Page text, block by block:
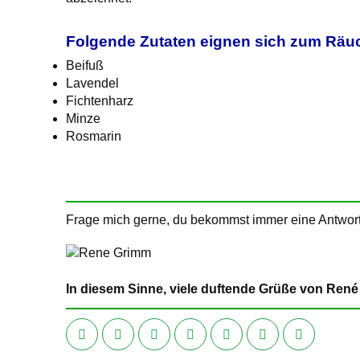
Folgende Zutaten eignen sich zum
Beifuß
Lavendel
Fichtenharz
Minze
Rosmarin
Frage mich gerne, du bekommst immer eine
In diesem Sinne, viele duftende Grüße von René